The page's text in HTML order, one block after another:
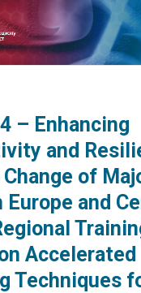
– Enhancing
and
of
Europe and
Accelerated
Techniques